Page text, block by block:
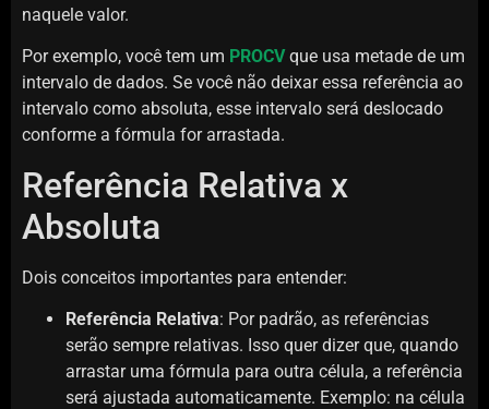
naquele valor.
Por exemplo, você tem um PROCVque usa metade de um
intervalo de dados. Se você não deixar essa referência ao
intervalo como absoluta, esse intervalo será deslocado
conforme a fórmula for arrastada.
Referência Relativa x
Absoluta
Dois conceitos importantes para entender:
Referência Relativa: Por padrão, as referências
serão sempre relativas. Isso quer dizer que, quando
arrastar uma fórmula para outra célula, a referência
será ajustada automaticamente. Exemplo: na célula